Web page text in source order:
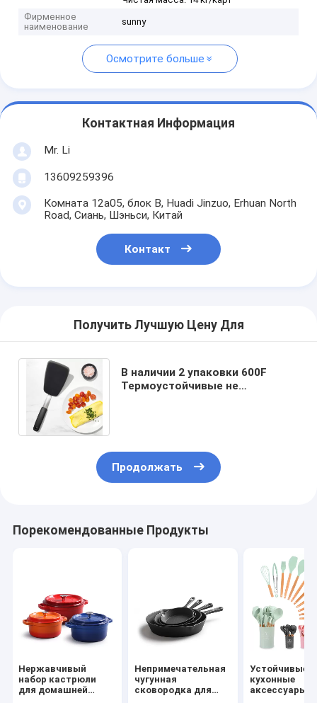
Фирменное
наименование
sunny
Осмотрите больше
Контактная Информация
Mr. Li
13609259396
Комната 12a05, блок B, Huadi Jinzuo, Erhuan North
Road, Сиань, Шэньси, Китай
Контакт
Получить Лучшую Цену Для
В наличии 2 упаковки 600F
Термоустойчивые не
Продолжать
Порекомендованные Продукты
Нержавчивый
набор кастрюли
для домашней
Непримечательная
чугунная
сковородка для
Устойчивые
кухонные
аксессуары